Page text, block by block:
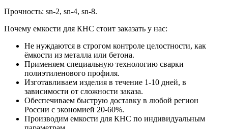
Прочность: sn-2, sn-4, sn-8.
Почему емкости для КНС стоит заказать у нас:
Не нуждаются в строгом контроле целостности, как
ёмкости из металла или бетона.
Применяем специальную технологию сварки
полиэтиленового профиля.
Изготавливаем изделия в течение 1-10 дней, в
зависимости от сложности заказа.
Обеспечиваем быструю доставку в любой регион
России с экономией 20-60%.
Производим емкости для КНС по индивидуальным